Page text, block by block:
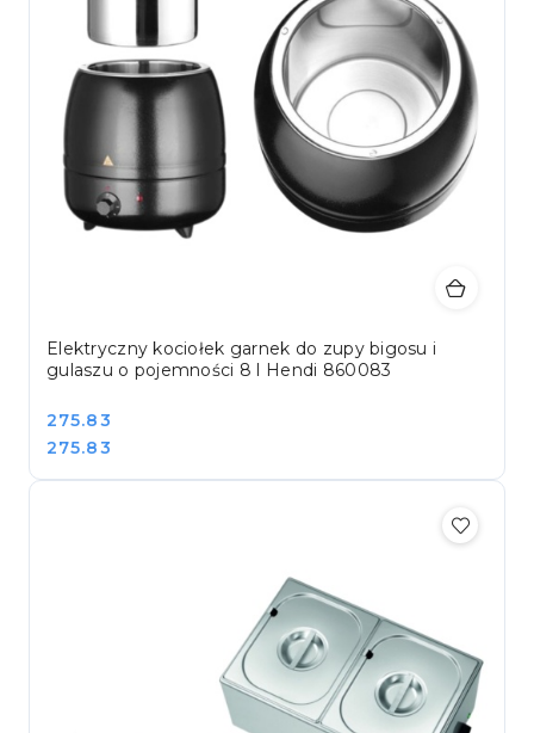
Elektryczny kociołek garnek do zupy bigosu i
gulaszu o pojemności 8 l Hendi 860083
Cena:
275.83
Cena:
275.83